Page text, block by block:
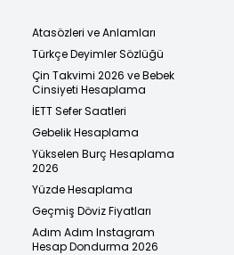
Atasözleri ve Anlamları
Türkçe Deyimler Sözlüğü
Çin Takvimi 2026 ve Bebek
Cinsiyeti Hesaplama
İETT Sefer Saatleri
Gebelik Hesaplama
Yükselen Burç Hesaplama
2026
Yüzde Hesaplama
Geçmiş Döviz Fiyatları
Adım Adım Instagram
Hesap Dondurma 2026